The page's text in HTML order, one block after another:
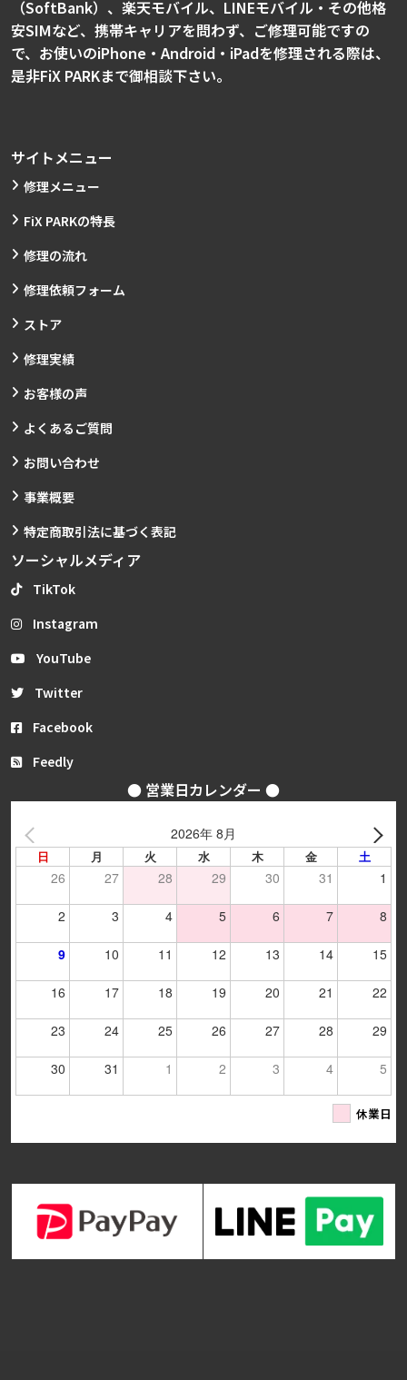
（SoftBank）、楽天モバイル、LINEモバイル・その他格
安SIMなど、携帯キャリアを問わず、ご修理可能ですの
で、お使いのiPhone・Android・iPadを修理される際は、
是非FiX PARKまで御相談下さい。
サイトメニュー
修理メニュー
FiX PARKの特長
修理の流れ
修理依頼フォーム
ストア
修理実績
お客様の声
よくあるご質問
お問い合わせ
事業概要
特定商取引法に基づく表記
ソーシャルメディア
TikTok
Instagram
YouTube
Twitter
Facebook
Feedly
● 営業日カレンダー ●
2026年 8月
日 月 火 水 木 金 土
26 27 28 29 30 31 1
2 3 4 5 6 7 8
9 10 11 12 13 14 15
16 17 18 19 20 21 22
23 24 25 26 27 28 29
30 31 1 2 3 4 5
休業日